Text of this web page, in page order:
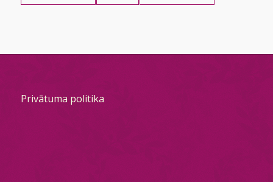
Privātuma politika